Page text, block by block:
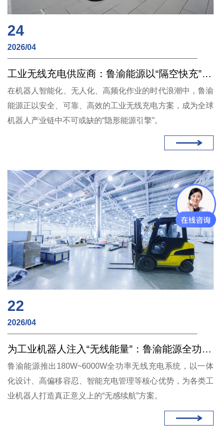
24
2026/04
工业无线充电供应商：鲁渝能源以“隔空快充”赋能机器人满格作业
在机器人智能化、无人化、高频化作业的时代浪潮中，鲁渝
能源正以安全、可靠、高效的工业无线充电方案，成为全球
机器人产业链中不可或缺的“隐形能源引擎”。
22
2026/04
为工业机器人注入“无线能量”：鲁渝能源全功率无线充电方案赋能柔性制造
鲁渝能源推出180W~6000W全功率无线充电系统，以一体
化设计、高偏移容忍、智能充电管理等核心优势，为各类工
业机器人打造真正意义上的“无感续航”方案。